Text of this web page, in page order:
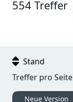
554 Treffer
Treffer pro Seite
Neue Version